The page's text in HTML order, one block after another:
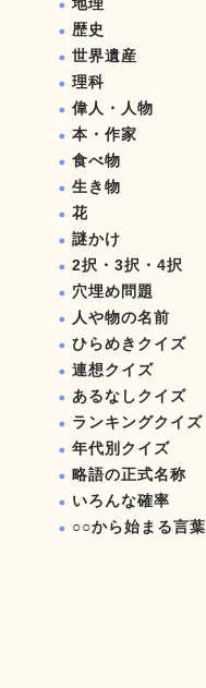
地理
歴史
世界遺産
理科
偉人・人物
本・作家
食べ物
生き物
花
謎かけ
2択・3択・4択
穴埋め問題
人や物の名前
ひらめきクイズ
連想クイズ
あるなしクイズ
ランキングクイズ
年代別クイズ
略語の正式名称
いろんな確率
○○から始まる言葉